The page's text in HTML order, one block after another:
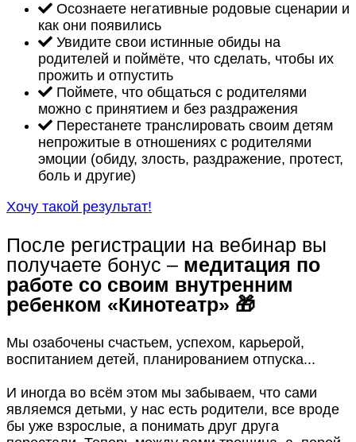
Осознаете негативные родовые сценарии и
как они появились
Увидите свои истинные обиды на
родителей и поймёте, что сделать, чтобы их
прожить и отпустить
Поймете, что общаться с родителями
можно с принятием и без раздражения
Перестанете транслировать своим детям
непрожитые в отношениях с родителями
эмоции (обиду, злость, раздражение, протест,
боль и другие)
Хочу такой результат!
После регистрации на вебинар вы
получаете бонус – медитация по
работе со своим внутренним
ребенком «Кинотеатр» 🎁
Мы озабочены счастьем, успехом, карьерой,
воспитанием детей, планированием отпуска...
И иногда во всём этом мы забываем, что сами
являемся детьми, у нас есть родители, все вроде
бы уже взрослые, а понимать друг друга